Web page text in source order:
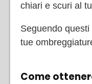
chiari e scuri al
Seguendo
tue
Come